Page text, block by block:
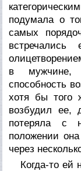
подумала о
самых
в мужчине,
способность
хотя бы того
возбудил ее,
потеряла с
положении
через
Когда-то ей